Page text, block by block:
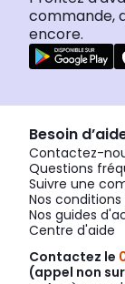
commande,
encore.
Besoin
Contactez-
Questions
Suivre une
Nos conditions
Nos guides
Centre d'aide
Contactez le
(appel non